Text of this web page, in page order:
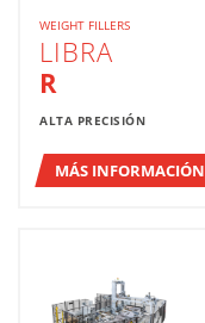
WEIGHT FILLERS
LIBRA
R
ALTA PRECISIÓN
MÁS INFORMACIÓN